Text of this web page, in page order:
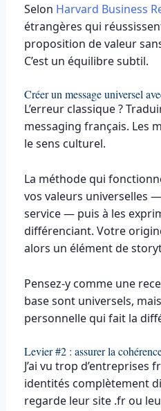
Selon Harvard Business
étrangères qui
proposition de valeur
C’est un équilibre subtil.
Créer un message universel
L’erreur classique ?
messaging français. Les
le sens culturel.
La méthode qui
vos valeurs universelles
service — puis à les
différenciant. Votre
alors un élément de
Pensez-y comme une
base sont universels,
personnelle qui fait la
Levier #2 : assurer la
J’ai vu trop d’entreprises
identités complètement
regarde leur site .fr ou